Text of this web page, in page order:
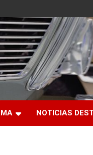
NOTICIAS